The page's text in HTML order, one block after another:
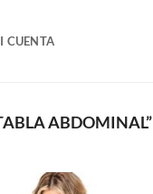
CUENTA
ABDOMINAL”